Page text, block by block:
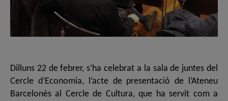
Dilluns 22 de febrer, s’ha celebrat a la sala de juntes del
Cercle d’Economia, l’acte de presentació de l’Ateneu
Barcelonès al Cercle de Cultura, que ha servit com a